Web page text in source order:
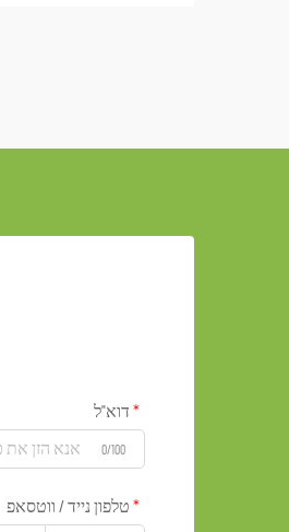
דוא"ל
0/100
טלפון נייד / ווטסאפ